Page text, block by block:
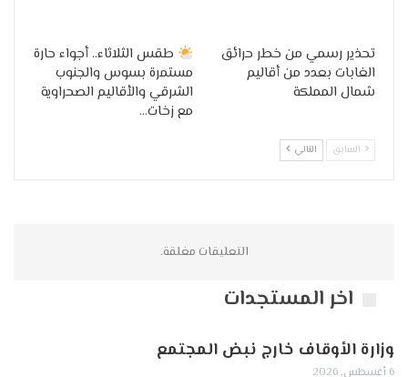
تحذير رسمي من خطر حرائق
الغابات بعدد من أقاليم
شمال المملكة
طقس الثلاثاء.. أجواء حارة
مستمرة بسوس والجنوب
الشرقي والأقاليم الصحراوية
مع زخات…
السابق التالي
التعليقات مغلقة.
اخر المستجدات
وزارة الأوقاف خارج نبض المجتمع
6 أغسطس, 2026